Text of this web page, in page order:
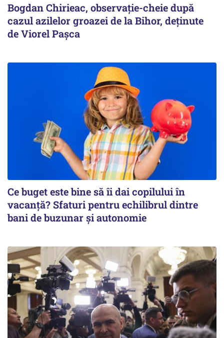
Bogdan Chirieac, observație-cheie după
cazul azilelor groazei de la Bihor, deținute
de Viorel Pașca
Ce buget este bine să îi dai copilului în
vacanță? Sfaturi pentru echilibrul dintre
bani de buzunar și autonomie